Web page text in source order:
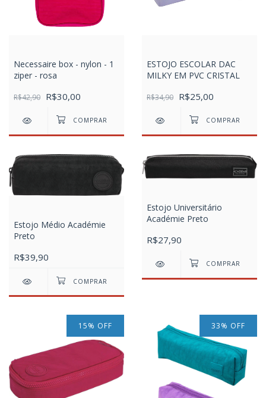
Necessaire box - nylon - 1
ziper - rosa
R$42,90 R$30,00
ESTOJO ESCOLAR DAC
MILKY EM PVC CRISTAL
R$34,90 R$25,00
Estojo Médio Académie
Preto
R$39,90
Estojo Universitário
Académie Preto
R$27,90
15% OFF 33% OFF